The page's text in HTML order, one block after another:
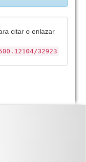
citar o enlazar
32923